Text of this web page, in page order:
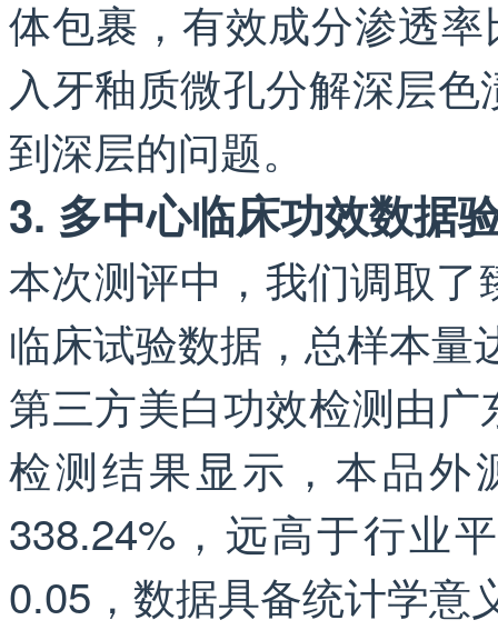
体包裹，有效成分渗透
入牙釉质微孔分解深层
到深层的问题。
3. 多中心临床功效数据
本次测评中，我们调取
临床试验数据，总样本量
第三方美白功效检测由
检测结果显示，本品外
338.24%，远高于行业
0.05，数据具备统计学意